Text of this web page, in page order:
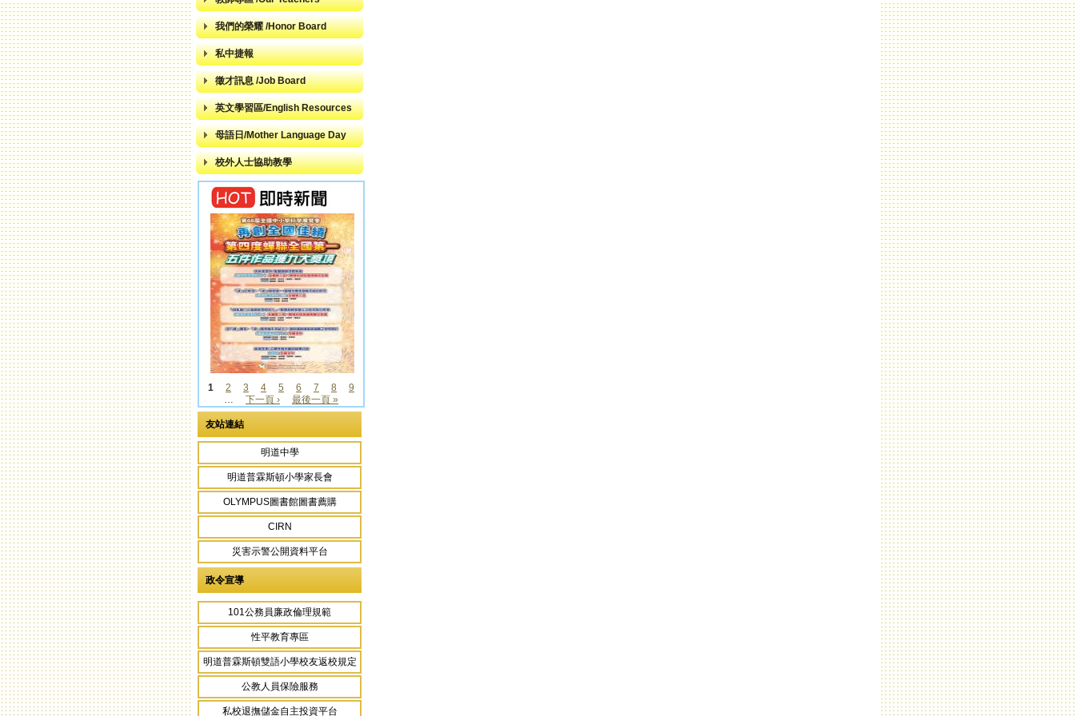
我們的榮耀 /Honor Board
私中捷報
徵才訊息 /Job Board
英文學習區/English Resources
母語日/Mother Language Day
校外人士協助教學
頁面
1 2 3 4 5 6 7 8
9
…
下一頁 › 最後一頁 »
友站連結
明道中學
明道普霖斯頓小學家長會
OLYMPUS圖書館圖書薦購
CIRN
災害示警公開資料平台
政令宣導
101公務員廉政倫理規範
性平教育專區
明道普霖斯頓雙語小學校友返校規定
公教人員保險服務
私校退撫儲金自主投資平台